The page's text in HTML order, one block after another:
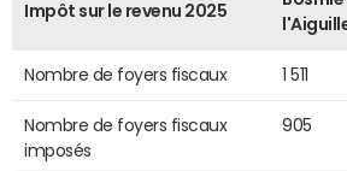
Impôt sur le revenu 2025
Nombre de foyers fiscaux 1 511
Nombre de foyers fiscaux
imposés
905